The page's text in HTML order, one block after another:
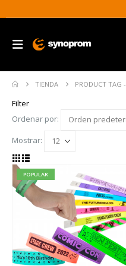
TIENDA PRODUCT TAG -
Filter
Ordenar por:
Mostrar:
POPULAR